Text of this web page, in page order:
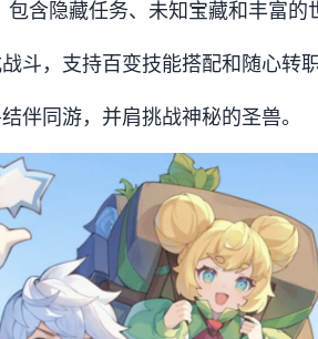
含隐藏任务、未知宝藏和丰富的
斗，支持百变技能搭配和随心转职
伴同游，并肩挑战神秘的圣兽。